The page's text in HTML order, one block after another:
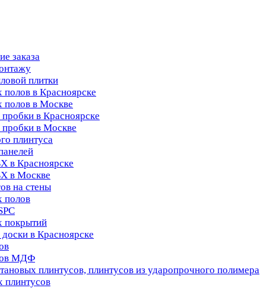
заказа
плитки
в Красноярске
полов в Москве
в Красноярске
в Москве
плинтуса
в Красноярске
в Москве
на стены
полов
покрытий
в Красноярске
МДФ
плинтусов, плинтусов из ударопрочного полимера
плинтусов